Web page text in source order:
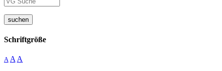
suchen
Schriftgröße
A A A